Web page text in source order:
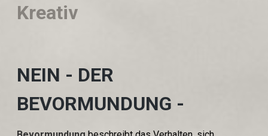
Kreativ
NEIN - DER
BEVORMUNDUNG -